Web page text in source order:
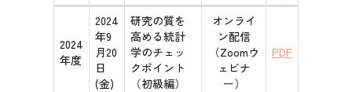
2024
年度
2024
年9
月20
日
(金)
研究の質を
高める統計
学のチェッ
クポイント
（初級編）
オンライ
ン配信
（Zoomウ
ェビナ
ー）
PDF